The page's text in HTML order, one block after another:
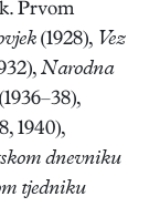
Prvom
(1928), Vez
Narodna
(1936–38),
1940),
dnevniku
tjedniku